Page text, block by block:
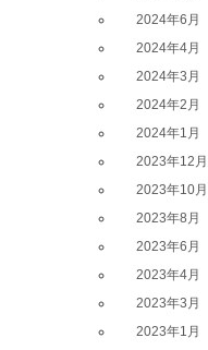
2024年6月
2024年4月
2024年3月
2024年2月
2024年1月
2023年12月
2023年10月
2023年8月
2023年6月
2023年4月
2023年3月
2023年1月